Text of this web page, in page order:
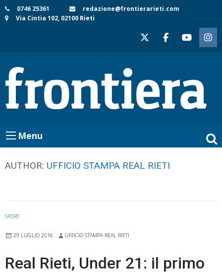
Skip
to
0746 25361
redazione@frontierarieti.com
Via Cintia 102, 02100 Rieti
Menu
AUTHOR: UFFICIO STAMPA REAL RIETI
SPORT
29 LUGLIO 2016 UFFICIO STAMPA REAL RIETI
Real Rieti, Under 21: il primo